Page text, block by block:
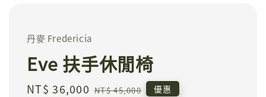
丹麥 Fredericia
Eve 扶手休閒椅
Sale
NT$ 36,000 Regular
NT$ 45,000 優惠